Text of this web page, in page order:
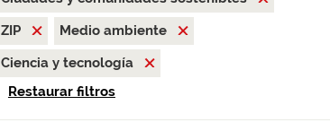
ZIP
Medio ambiente
Ciencia y tecnología
Restaurar filtros